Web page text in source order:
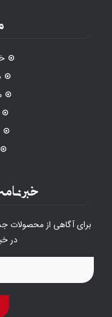
برای آگاهی از محصولات
در